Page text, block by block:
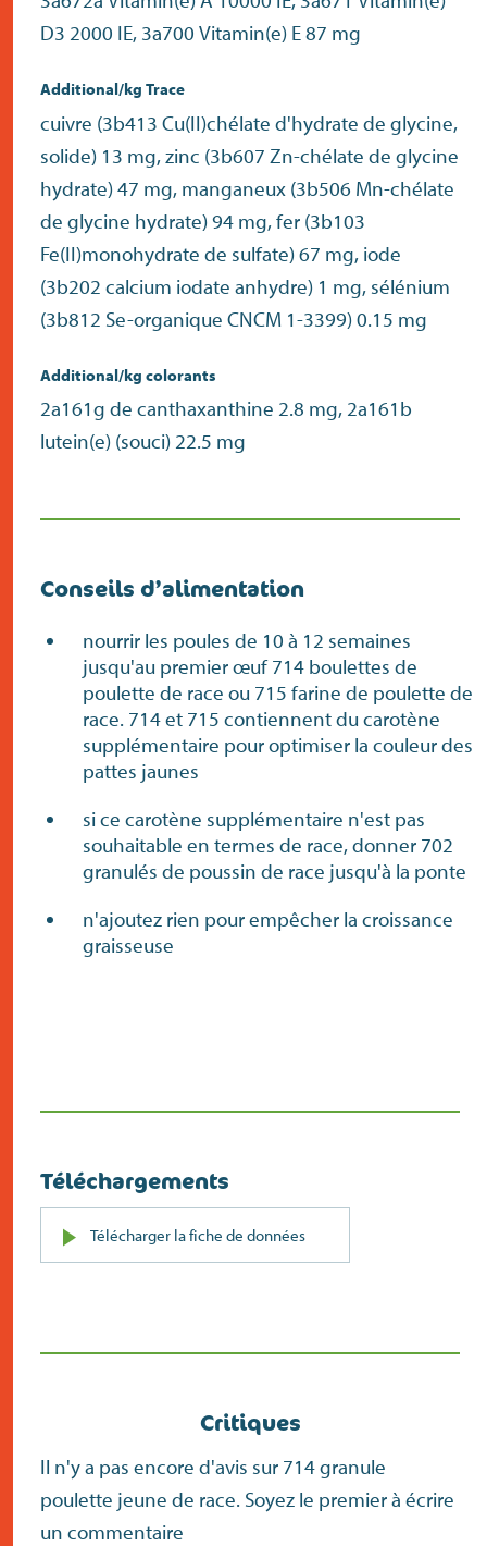
D3 2000 IE, 3a700 Vitamin(e) E 87 mg
Additional/kg Trace
cuivre (3b413 Cu(II)chélate d'hydrate de glycine,
solide) 13 mg, zinc (3b607 Zn-chélate de glycine
hydrate) 47 mg, manganeux (3b506 Mn-chélate
de glycine hydrate) 94 mg, fer (3b103
Fe(II)monohydrate de sulfate) 67 mg, iode
(3b202 calcium iodate anhydre) 1 mg, sélénium
(3b812 Se-organique CNCM 1-3399) 0.15 mg
Additional/kg colorants
2a161g de canthaxanthine 2.8 mg, 2a161b
lutein(e) (souci) 22.5 mg
Conseils d’alimentation
nourrir les poules de 10 à 12 semaines
jusqu'au premier œuf 714 boulettes de
poulette de race ou 715 farine de poulette de
race. 714 et 715 contiennent du carotène
supplémentaire pour optimiser la couleur des
pattes jaunes
si ce carotène supplémentaire n'est pas
souhaitable en termes de race, donner 702
granulés de poussin de race jusqu'à la ponte
n'ajoutez rien pour empêcher la croissance
graisseuse
Téléchargements
Télécharger la fiche de donnéesPDF
(s’ouvre
Critiques
Il n'y a pas encore d'avis sur 714 granule
poulette jeune de race. Soyez le premier à écrire
un commentaire